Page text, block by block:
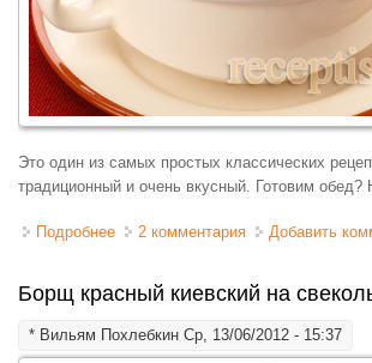
Это один из самых простых классических
традиционный и очень вкусный. Готовим обед?
Подробнее о Борщ украинский простой
2 комментария Добавить
Борщ красный киевский на
* Вильям Похлебкин Ср, 13/06/2012 - 15:37